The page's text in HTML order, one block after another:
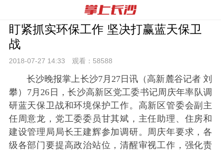
盯紧抓实环保工作 坚决打赢蓝天保卫
战
2018-07-27 14:33 观看： 58588
长沙晚报掌上长沙7月27日讯（高新麓谷记者 刘
攀）7月26日，长沙高新区党工委书记周庆年率队调
研蓝天保卫战和环境保护工作。高新区管委会副主
任周意龙，党工委委员甘其斌，主任助理、住房和
建设管理局局长王建辉参加调研。周庆年要求，各
级各部门要提高政治站位，清醒审视工作，强化责